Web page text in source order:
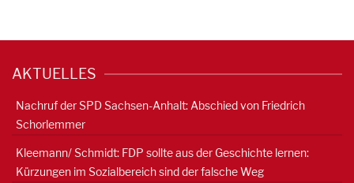
AKTUELLES
Nachruf der SPD Sachsen-Anhalt: Abschied von Friedrich
Schorlemmer
Kleemann/ Schmidt: FDP sollte aus der Geschichte lernen:
Kürzungen im Sozialbereich sind der falsche Weg